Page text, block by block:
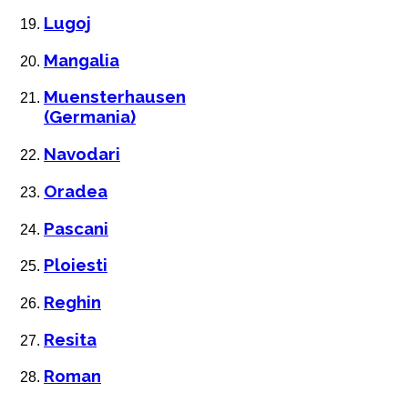
Lugoj
Mangalia
Muensterhausen
(Germania)
Navodari
Oradea
Pascani
Ploiesti
Reghin
Resita
Roman